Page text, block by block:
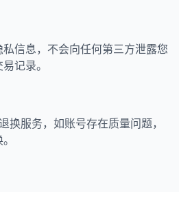
信息，不会向任何第三方泄露您
记录。
换服务，如账号存在质量问题，